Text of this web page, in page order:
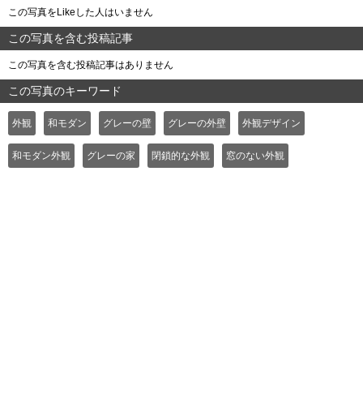
この写真をLikeした人はいません
この写真を含む投稿記事
この写真を含む投稿記事はありません
この写真のキーワード
外観 和モダン グレーの壁 グレーの外壁 外観デザイン
和モダン外観 グレーの家 閉鎖的な外観 窓のない外観